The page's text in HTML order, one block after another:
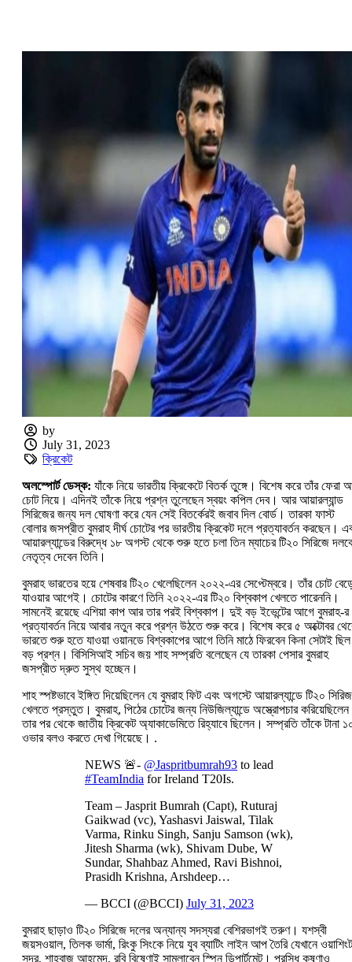
by
July 31, 2023
ক্রিকেট
অলস্পোর্ট ডেস্ক: যাঁকে নিয়ে ভারতীয় ক্রিকেটে বিতর্ক তুঙ্গে। বিশেষ করে তাঁর ফেরা
চোট নিয়ে। এদিনই তাঁকে নিয়ে প্রশ্ন তুলেছেন স্বয়ং কপিল দেব। আর আয়ারল্যান্ড
সিরিজের জন্য দল ঘোষণা করে যেন সেই বিতর্কেরই জবাব দিল বোর্ড। তারকা ফাস্ট
বোলার জসপ্রীত বুমরাহ দীর্ঘ চোটের পর ভারতীয় ক্রিকেট দলে প্রত্যাবর্তন করছেন।
আয়ারল্যান্ডের বিরুদ্ধে ১৮ অগস্ট থেকে শুরু হতে চলা তিন ম্যাচের টি২০ সিরিজে
নেতৃত্ব দেবেন তিনি।
বুমরাহ ভারতের হয়ে শেষবার টি২০ খেলেছিলেন ২০২২-এর সেপ্টেম্বরে। তাঁর চোট
যাওয়ার আগেই। চোটের কারণে তিনি ২০২২-এর টি২০ বিশ্বকাপ খেলতে পারেননি।
সামনেই রয়েছে এশিয়া কাপ আর তার পরই বিশ্বকাপ। দুই বড় ইভেন্টের আগে বুমরাহ-র
প্রত্যাবর্তন নিয়ে আবার নতুন করে প্রশ্ন উঠতে শুরু করে। বিশেষ করে ৫ অক্টোবর
ভারতে শুরু হতে যাওয়া ওয়ানডে বিশ্বকাপের আগে তিনি মাঠে ফিরবেন কিনা সেটাই ছিল
বড় প্রশ্ন। বিসিসিআই সচিব জয় শাহ সম্প্রতি বলেছেন যে তারকা পেসার বুমরাহ
জসপ্রীত দ্রুত সুস্থ হচ্ছেন।
শাহ স্পষ্টভাবে ইঙ্গিত দিয়েছিলেন যে বুমরাহ ফিট এবং অগস্টে আয়ারল্যান্ডে টি২০ সিরিজ
খেলতে প্রস্তুত। বুমরাহ, পিঠের চোটের জন্য নিউজিল্যান্ডে অস্ত্রোপচার
তার পর থেকে জাতীয় ক্রিকেট অ্যাকাডেমিতে রিহ্যাবে ছিলেন। সম্প্রতি তাঁকে টানা
ওভার বলও করতে দেখা গিয়েছে। .
NEWS 🚨- @Jaspritbumrah93 to lead
#TeamIndia for Ireland T20Is.
Team – Jasprit Bumrah (Capt), Ruturaj
Gaikwad (vc), Yashasvi Jaiswal, Tilak
Varma, Rinku Singh, Sanju Samson (wk),
Jitesh Sharma (wk), Shivam Dube, W
Sundar, Shahbaz Ahmed, Ravi Bishnoi,
Prasidh Krishna, Arshdeep…
— BCCI (@BCCI) July 31, 2023
বুমরাহ ছাড়াও টি২০ সিরিজে দলের অন্যান্য সদস্যরা বেশিরভাগই তরুণ। যশস্বী
জয়সওয়াল, তিলক ভার্মা, রিংকু সিংকে নিয়ে যুব ব্যাটিং লাইন আপ তৈরি যেখানে
সুন্দর, শাহবাজ আহমেদ, রবি বিষ্ণোই সামলাবেন স্পিন ডিপার্টমেন্ট। প্রসিধ কৃষ্ণাও